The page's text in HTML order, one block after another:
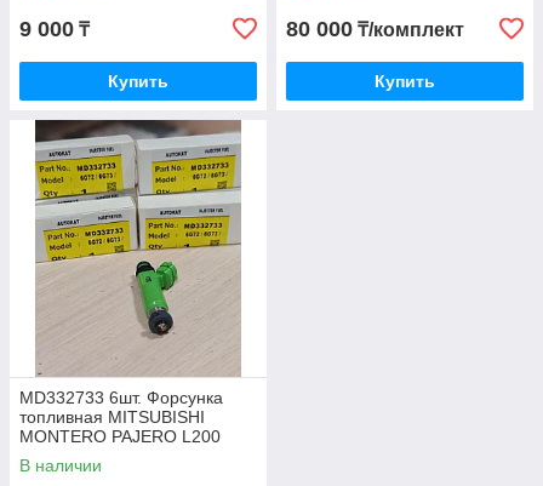
9 000 ₸
Купить
80 000 ₸/комплект
Купить
MD332733 6шт. Форсунка
топливная MITSUBISHI
MONTERO PAJERO L200
DELICA SPACE GEAR
CHALLENGER, AUTOKAT
В наличии